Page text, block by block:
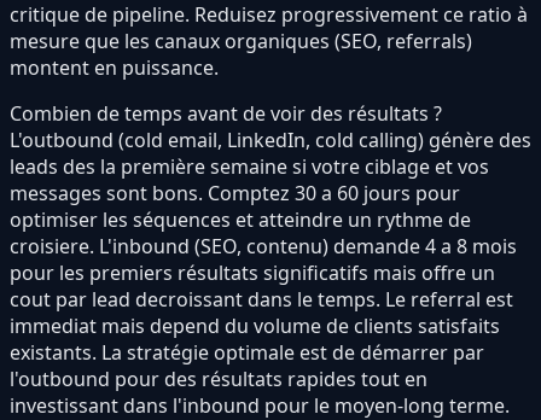
critique de pipeline. Reduisez progressivement ce ratio à
mesure que les canaux organiques (SEO, referrals)
montent en puissance.
Combien de temps avant de voir des résultats ?
L'outbound (cold email, LinkedIn, cold calling) génère des
leads des la première semaine si votre ciblage et vos
messages sont bons. Comptez 30 a 60 jours pour
optimiser les séquences et atteindre un rythme de
croisiere. L'inbound (SEO, contenu) demande 4 a 8 mois
pour les premiers résultats significatifs mais offre un
cout par lead decroissant dans le temps. Le referral est
immediat mais depend du volume de clients satisfaits
existants. La stratégie optimale est de démarrer par
l'outbound pour des résultats rapides tout en
investissant dans l'inbound pour le moyen-long terme.